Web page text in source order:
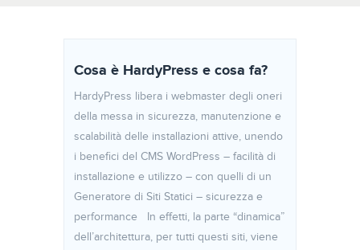
Cosa è HardyPress e cosa fa?
HardyPress libera i webmaster degli oneri
della messa in sicurezza, manutenzione e
scalabilità delle installazioni attive, unendo
i benefici del CMS WordPress – facilità di
installazione e utilizzo – con quelli di un
Generatore di Siti Statici – sicurezza e
performance In effetti, la parte “dinamica”
dell’architettura, per tutti questi siti, viene